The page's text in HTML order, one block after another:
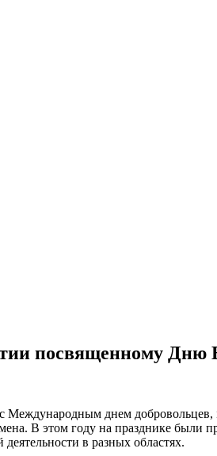
посвященному Дню
Международным днем
В этом году на празднике
в разных областях.